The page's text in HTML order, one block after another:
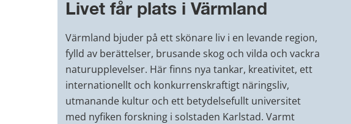
Livet får plats i Värmland
Värmland bjuder på ett skönare liv i en levande region,
fylld av berättelser, brusande skog och vilda och vackra
naturupplevelser. Här finns nya tankar, kreativitet, ett
internationellt och konkurrenskraftigt näringsliv,
utmanande kultur och ett betydelsefullt universitet
med nyfiken forskning i solstaden Karlstad. Varmt